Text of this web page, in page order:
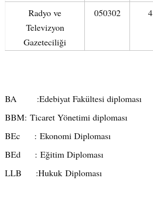
Radyo ve
Televizyon
Gazeteciliği
050302 4
BA :Edebiyat Fakültesi diploması
BBM: Ticaret Yönetimi diploması
BEc : Ekonomi Diploması
BEd : Eğitim Diploması
LLB :Hukuk Diploması